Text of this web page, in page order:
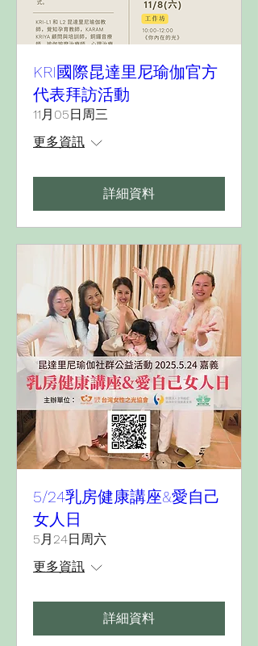
KRI國際昆達里尼瑜伽官方
代表拜訪活動
11月05日周三
更多資訊
詳細資料
5/24乳房健康講座&愛自己
女人日
5月24日周六
更多資訊
詳細資料